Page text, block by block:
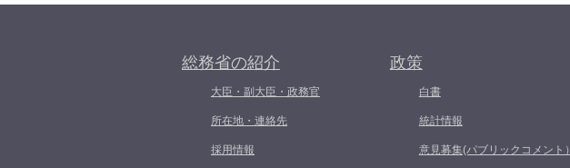
総務省の紹介
大臣・副大臣・政務官
所在地・連絡先
採用情報
政策
白書
統計情報
意見募集(パブリックコメント）